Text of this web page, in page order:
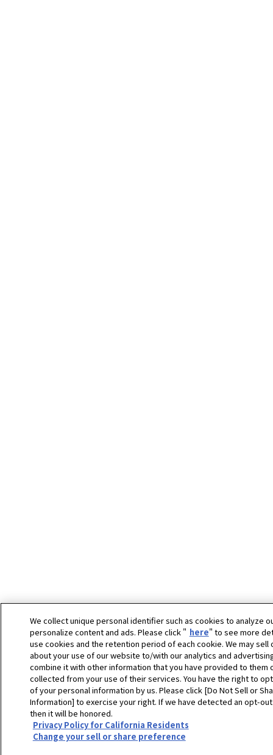
We collect unique personal identifier such as cookies to analyze
personalize content and ads. Please click " here" to see more
use cookies and the retention period of each cookie. We may sell
about your use of our website to/with our analytics and
combine it with other information that you have provided to them
collected from your use of their services. You have the right to
of your personal information by us. Please click [Do Not Sell or
Information] to exercise your right. If we have detected an opt-
then it will be honored.
Privacy Policy for California Residents
Change your sell or share preference